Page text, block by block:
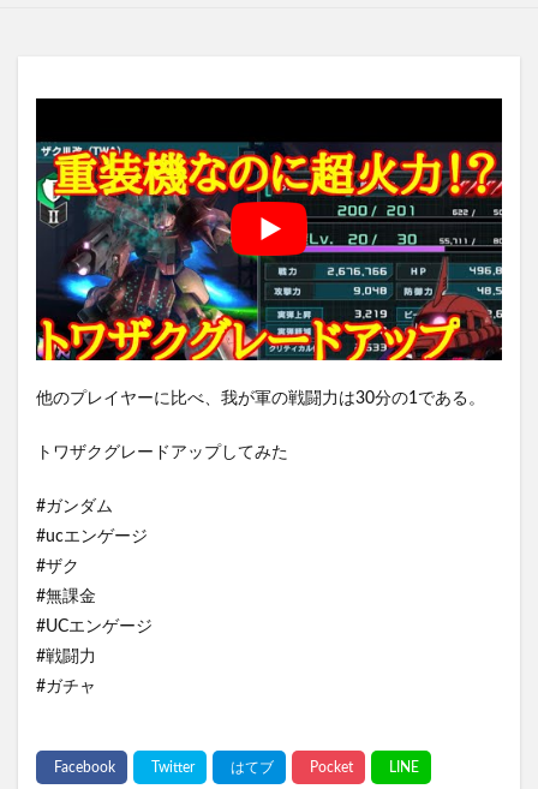
他のプレイヤーに比べ、我が軍の戦闘力は30分の1である。
トワザクグレードアップしてみた
#ガンダム
#ucエンゲージ
#ザク
#無課金
#UCエンゲージ
#戦闘力
#ガチャ